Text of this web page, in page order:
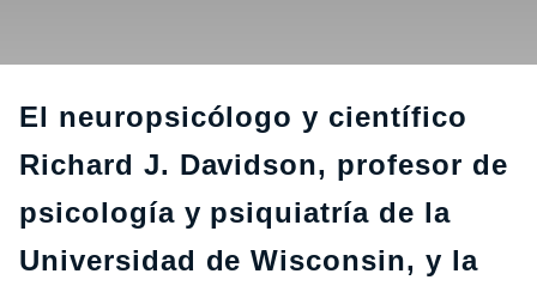
El neuropsicólogo y científico
Richard J. Davidson, profesor de
psicología y psiquiatría de la
Universidad de Wisconsin, y la